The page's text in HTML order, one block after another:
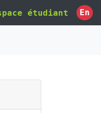
étudiant En